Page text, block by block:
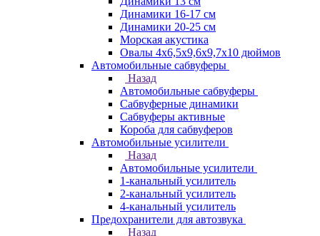
Динамики 16-17 см
Динамики 20-25 см
Морская акустика
Овалы 4х6,5х9,6x9,7х10 дюймов
Автомобильные сабвуферы
Назад
Автомобильные сабвуферы
Сабвуферные динамики
Сабвуферы активные
Короба для сабвуферов
Автомобильные усилители
Назад
Автомобильные усилители
1-канальный усилитель
2-канальный усилитель
4-канальный усилитель
Предохранители для автозвука
Назад